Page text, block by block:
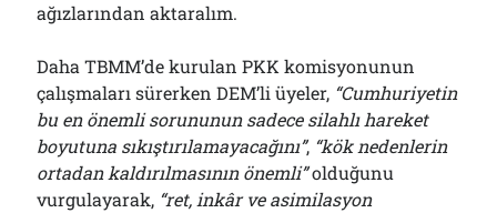
ağızlarından aktaralım.
Daha TBMM’de kurulan PKK komisyonunun
çalışmaları sürerken DEM’li üyeler, “Cumhuriyetin
bu en önemli sorununun sadece silahlı hareket
boyutuna sıkıştırılamayacağını”, “kök nedenlerin
ortadan kaldırılmasının önemli”olduğunu
vurgulayarak, “ret, inkâr ve asimilasyon